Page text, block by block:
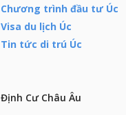
Chương trình đầu tư Úc
Visa du lịch Úc
Tin tức di trú Úc
Định Cư Châu Âu